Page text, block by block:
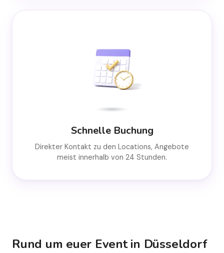
Schnelle Buchung
Direkter Kontakt zu den Locations, Angebote
meist innerhalb von 24 Stunden.
Rund um euer Event in Düsseldorf